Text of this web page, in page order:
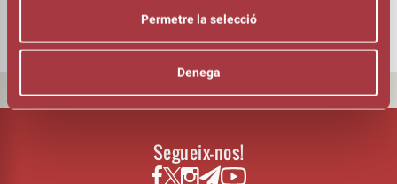
Permetre la selecció
Denega
Segueix-nos!